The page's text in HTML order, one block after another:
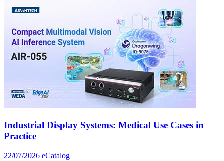
Industrial Display Systems: Medical Use Cases in
Practice
22/07/2026 eCatalog